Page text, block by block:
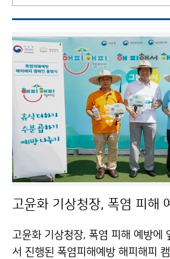
고윤화 기상청장, 폭염 피해 예방에
서 진행된 폭염피해예방 해피해피